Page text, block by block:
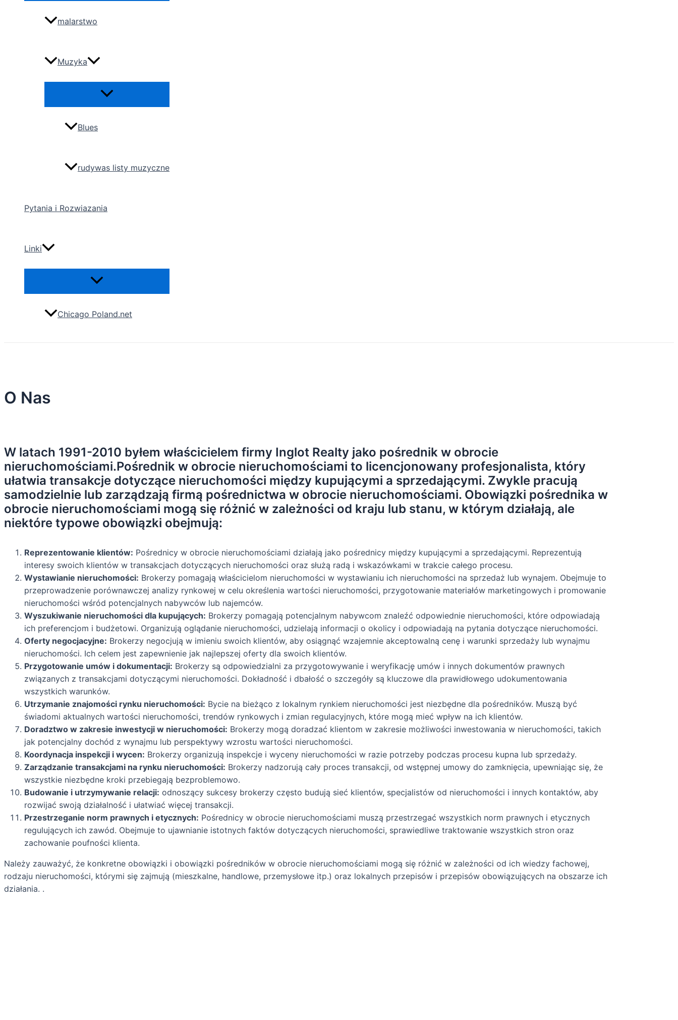
malarstwo
Muzyka
Menu
Blues
rudywas listy muzyczne
Pytania i Rozwiazania
Linki
Menu
Chicago Poland.net
O Nas
W latach 1991-2010 byłem właścicielem firmy Inglot Realty jako pośrednik w obrocie
nieruchomościami.Pośrednik w obrocie nieruchomościami to licencjonowany profesjonalista, który
ułatwia transakcje dotyczące nieruchomości między kupującymi a sprzedającymi. Zwykle pracują
samodzielnie lub zarządzają firmą pośrednictwa w obrocie nieruchomościami. Obowiązki pośrednika w
obrocie nieruchomościami mogą się różnić w zależności od kraju lub stanu, w którym działają, ale
niektóre typowe obowiązki obejmują:
Reprezentowanie klientów: Pośrednicy w obrocie nieruchomościami działają jako pośrednicy między kupującymi a sprzedającymi. Reprezentują
interesy swoich klientów w transakcjach dotyczących nieruchomości oraz służą radą i wskazówkami w trakcie całego procesu.
Wystawianie nieruchomości: Brokerzy pomagają właścicielom nieruchomości w wystawianiu ich nieruchomości na sprzedaż lub wynajem. Obejmuje to
przeprowadzenie porównawczej analizy rynkowej w celu określenia wartości nieruchomości, przygotowanie materiałów marketingowych i promowanie
nieruchomości wśród potencjalnych nabywców lub najemców.
Wyszukiwanie nieruchomości dla kupujących: Brokerzy pomagają potencjalnym nabywcom znaleźć odpowiednie nieruchomości, które odpowiadają
ich preferencjom i budżetowi. Organizują oglądanie nieruchomości, udzielają informacji o okolicy i odpowiadają na pytania dotyczące nieruchomości.
Oferty negocjacyjne: Brokerzy negocjują w imieniu swoich klientów, aby osiągnąć wzajemnie akceptowalną cenę i warunki sprzedaży lub wynajmu
nieruchomości. Ich celem jest zapewnienie jak najlepszej oferty dla swoich klientów.
Przygotowanie umów i dokumentacji: Brokerzy są odpowiedzialni za przygotowywanie i weryfikację umów i innych dokumentów prawnych
związanych z transakcjami dotyczącymi nieruchomości. Dokładność i dbałość o szczegóły są kluczowe dla prawidłowego udokumentowania
wszystkich warunków.
Utrzymanie znajomości rynku nieruchomości: Bycie na bieżąco z lokalnym rynkiem nieruchomości jest niezbędne dla pośredników. Muszą być
świadomi aktualnych wartości nieruchomości, trendów rynkowych i zmian regulacyjnych, które mogą mieć wpływ na ich klientów.
Doradztwo w zakresie inwestycji w nieruchomości: Brokerzy mogą doradzać klientom w zakresie możliwości inwestowania w nieruchomości, takich
jak potencjalny dochód z wynajmu lub perspektywy wzrostu wartości nieruchomości.
Koordynacja inspekcji i wycen: Brokerzy organizują inspekcje i wyceny nieruchomości w razie potrzeby podczas procesu kupna lub sprzedaży.
Zarządzanie transakcjami na rynku nieruchomości: Brokerzy nadzorują cały proces transakcji, od wstępnej umowy do zamknięcia, upewniając się, że
wszystkie niezbędne kroki przebiegają bezproblemowo.
Budowanie i utrzymywanie relacji: odnoszący sukcesy brokerzy często budują sieć klientów, specjalistów od nieruchomości i innych kontaktów, aby
rozwijać swoją działalność i ułatwiać więcej transakcji.
Przestrzeganie norm prawnych i etycznych: Pośrednicy w obrocie nieruchomościami muszą przestrzegać wszystkich norm prawnych i etycznych
regulujących ich zawód. Obejmuje to ujawnianie istotnych faktów dotyczących nieruchomości, sprawiedliwe traktowanie wszystkich stron oraz
zachowanie poufności klienta.
Należy zauważyć, że konkretne obowiązki i obowiązki pośredników w obrocie nieruchomościami mogą się różnić w zależności od ich wiedzy fachowej,
rodzaju nieruchomości, którymi się zajmują (mieszkalne, handlowe, przemysłowe itp.) oraz lokalnych przepisów i przepisów obowiązujących na obszarze ich
działania. .